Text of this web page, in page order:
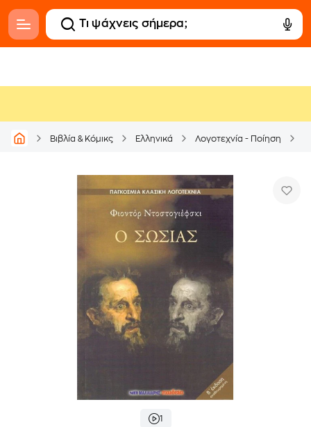
Βιβλία & Κόμικς Ελληνικά Λογοτεχνία - Ποίηση
1